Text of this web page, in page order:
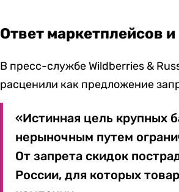
Ответ маркетплейсов
В пресс-службе Wildberries &
расценили как предложение
«Истинная цель крупных
нерыночным путем
От запрета скидок
России, для которых